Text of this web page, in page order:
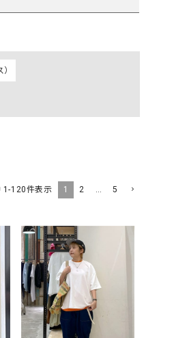
)
トルキャレ ）
オ）
クス）
リー）
ン）
ORDINARY FITS（オーディ
ツ）
ィロー） Osmosis（オズモシス）
1-120件表示 1 2 5